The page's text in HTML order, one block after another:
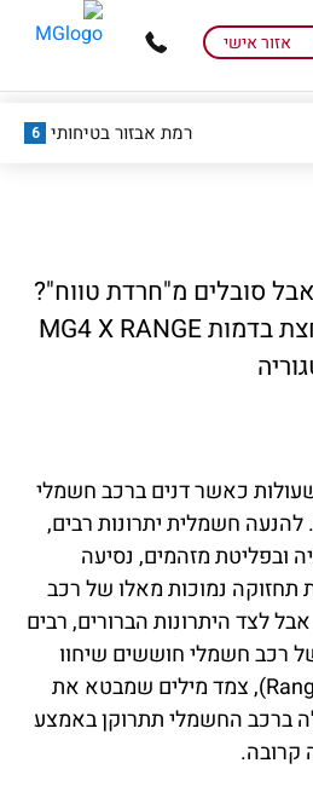
אזור אישי
רמת אבזור בטיחותי 6
סובלים מ"חרדת טווח"?
ל-MG יש תשובה מוחצת בדמות MG4 X RANGE
כאשר דנים ברכב חשמלי
חשמלית יתרונות רבים,
ובפליטת מזהמים, נסיעה
תחזוקה נמוכות מאלו של רכב
לצד היתרונות הברורים, רבים
רכב חשמלי חוששים שיחוו
"חרדת טווח" (Range Anxiety), צמד מילים שמבטא את
ברכב החשמלי תתרוקן באמצע
קרובה.